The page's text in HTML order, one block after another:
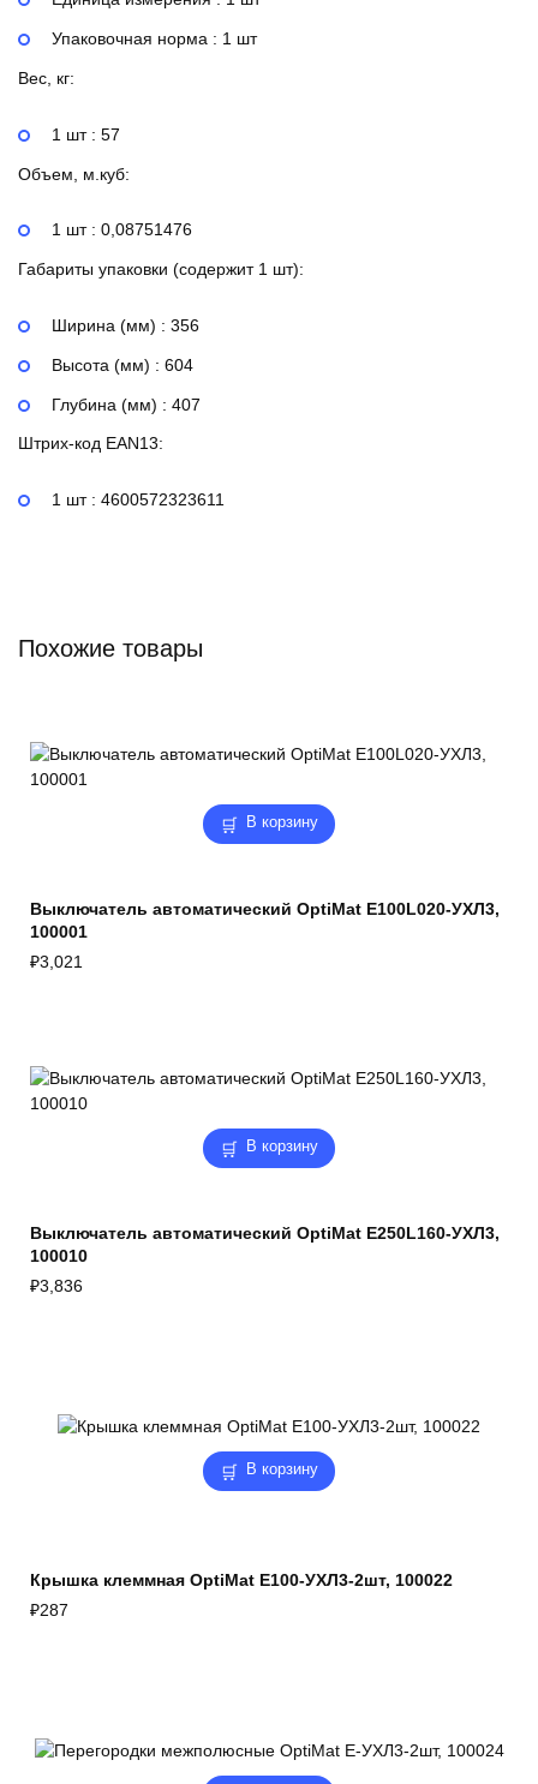
Упаковочная норма : 1 шт
Вес, кг:
1 шт : 57
Объем, м.куб:
1 шт : 0,08751476
Габариты упаковки (содержит 1 шт):
Ширина (мм) : 356
Высота (мм) : 604
Глубина (мм) : 407
Штрих-код EAN13:
1 шт : 4600572323611
Похожие товары
В корзину
Выключатель автоматический OptiMat E100L020-УХЛ3,
100001
₽3,021
В корзину
Выключатель автоматический OptiMat E250L160-УХЛ3,
100010
₽3,836
В корзину
Крышка клеммная OptiMat E100-УХЛ3-2шт, 100022
₽287